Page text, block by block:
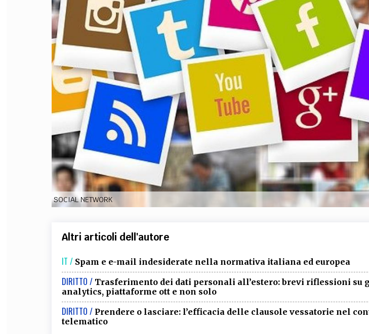
TEAM
FILODIRITTO COMITATO SCIENTIFICO
EXTRA
CODICI RUBRICHE LIBRI PROCEEDINGS
SOCIAL MEDIA
SOCIAL NETWORK
Altri articoli dell'autore
IT / Spam e e-mail indesiderate nella normativa italiana ed europea
DIRITTO / Trasferimento dei dati personali all’estero: brevi riflessioni su
analytics, piattaforme ott e non solo
DIRITTO / Prendere o lasciare: l’efficacia delle clausole vessatorie nel
telematico